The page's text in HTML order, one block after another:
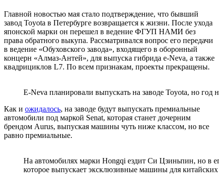
Главной новостью мая стало подтверждение, что бывший
завод Toyota в Петербурге возвращается к жизни. После ухода
японской марки он перешел в ведение ФГУП НАМИ без
права обратного выкупа. Рассматривался вопрос его передачи
в ведение «Обуховского завода», входящего в оборонный
концерн «Алмаз-Антей», для выпуска гибрида e-Neva, а также
квадрициклов L7. По всем признакам, проекты прекращены.
E-Neva планировали выпускать на заводе Toyota, но год
Как и ожидалось, на заводе будут выпускать премиальные
автомобили под маркой Senat, которая станет дочерним
брендом Aurus, выпуская машины чуть ниже классом, но все
равно премиальные.
На автомобилях марки Hongqi ездит Си Цзиньпин, но в
которое выпускает эксклюзивные машины для китайских